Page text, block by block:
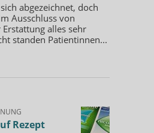
abgezeichnet, doch
Ausschluss von
Erstattung alles sehr
standen Patientinnen...
Rezept